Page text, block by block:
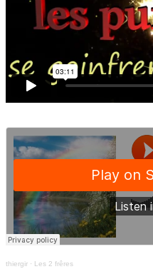
thiergir · Les 2 frêres